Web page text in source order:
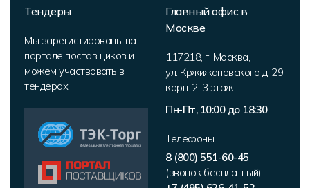
Тендеры
Мы зарегистированы на
портале поставщиков и
можем участвовать в
тендерах
Главный офис в
Москве
117218, г. Москва,
ул. Кржижановского д. 29,
корп. 2, 3 этаж
Пн-Пт, 10:00 до 18:30
Телефоны:
8 (800) 551-60-45
(звонок бесплатный)